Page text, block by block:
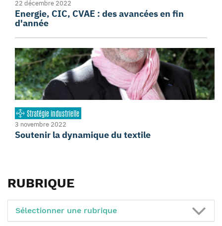
22 décembre 2022
Energie, CIC, CVAE : des avancées en fin
d'année
Stratégie industrielle
3 novembre 2022
Soutenir la dynamique du textile
RUBRIQUE
Sélectionner une rubrique